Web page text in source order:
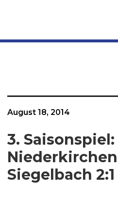
August 18, 2014
3. Saisonspiel:
Niederkirchen
Siegelbach 2:1